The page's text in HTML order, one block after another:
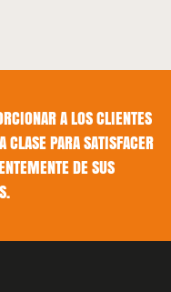
A LOS CLIENTES
PARA SATISFACER
DE SUS